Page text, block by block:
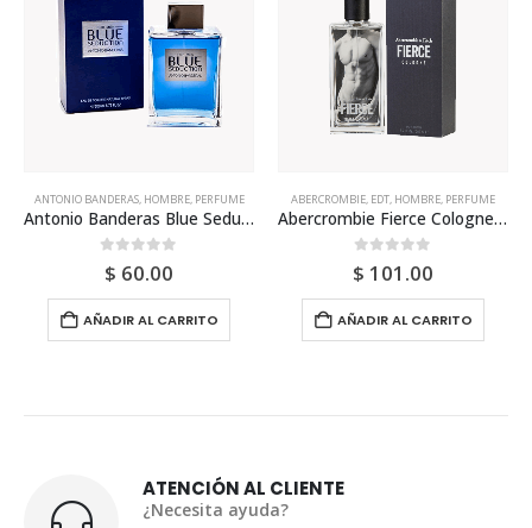
ANTONIO BANDERAS, HOMBRE, PERFUME
Antonio Banderas Blue Seduction Edt 200ml Para Hombre
0out of 5
$ 60.00
AÑADIR AL CARRITO
ABERCROMBIE EDT HOMBRE PERFUME
Abercrombie Fierce Cologne 100ml Para Hombre
0 out of 5
$ 101.00
AÑADIR AL CARRITO
ATENCIÓN AL CLIENTE
¿Necesita ayuda?